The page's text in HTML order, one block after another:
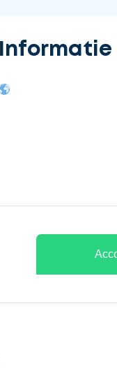
Informatie